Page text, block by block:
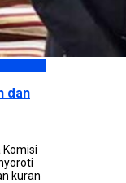
dan
kuran